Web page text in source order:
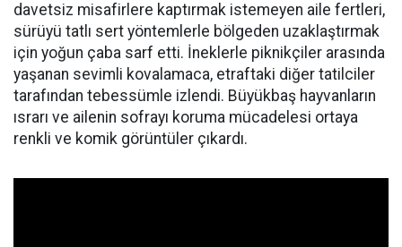
davetsiz misafirlere kaptırmak istemeyen aile fertleri,
sürüyü tatlı sert yöntemlerle bölgeden uzaklaştırmak
için yoğun çaba sarf etti. İneklerle piknikçiler arasında
yaşanan sevimli kovalamaca, etraftaki diğer tatilciler
tarafından tebessümle izlendi. Büyükbaş hayvanların
ısrarı ve ailenin sofrayı koruma mücadelesi ortaya
renkli ve komik görüntüler çıkardı.